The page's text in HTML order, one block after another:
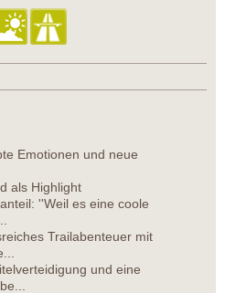
Emotionen und neue
als Highlight
''Weil es eine coole
Trailabenteuer mit
und eine